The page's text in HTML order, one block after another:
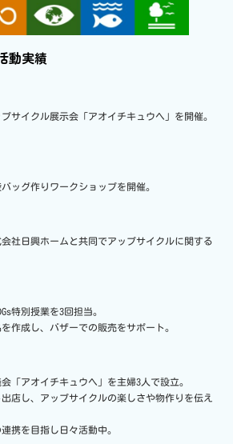
動実績
サイクル展示会「アオイチキュウヘ」を開催。
ッグ作りワークショップを開催。
社日興ホームと共同でアップサイクルに関する
特別授業を3回担当。
作成し、バザーでの販売をサポート。
「アオイチキュウヘ」を主婦3人で設立。
店し、アップサイクルの楽しさや物作りを伝え
携を目指し日々活動中。